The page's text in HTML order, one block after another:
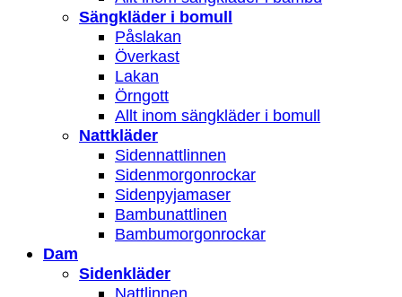
Sängkläder i bomull
Påslakan
Överkast
Lakan
Örngott
Allt inom sängkläder i bomull
Nattkläder
Sidennattlinnen
Sidenmorgonrockar
Sidenpyjamaser
Bambunattlinen
Bambumorgonrockar
Dam
Sidenkläder
Nattlinnen